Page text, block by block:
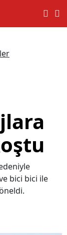
bici bici ile